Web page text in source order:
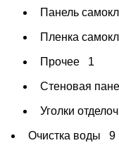
Панель
Пленка
Прочее 1
Стеновая
Уголки
Очистка воды 9